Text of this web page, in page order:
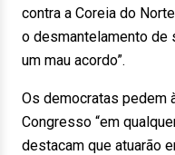
contra a Coreia do
o desmantelamento de
um mau acordo”.
Os democratas pedem
Congresso “em
destacam que atuarão